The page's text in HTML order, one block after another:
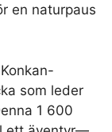
västkust!
hjärta på en
delar smälter